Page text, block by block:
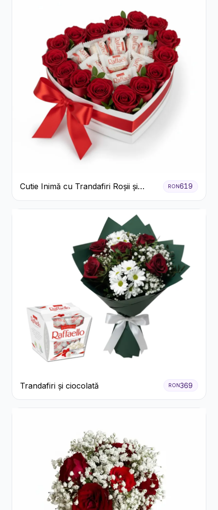
Cutie Inimă cu Trandafiri Roșii și
Bomboane Raffaello
RON619
Trandafiri și ciocolată RON369